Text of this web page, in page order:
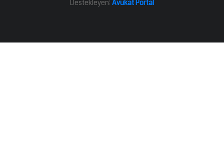
Destekleyen: Avukat Portal